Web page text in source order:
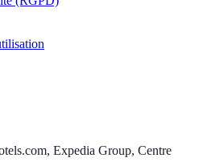
Expedia Group, Centre